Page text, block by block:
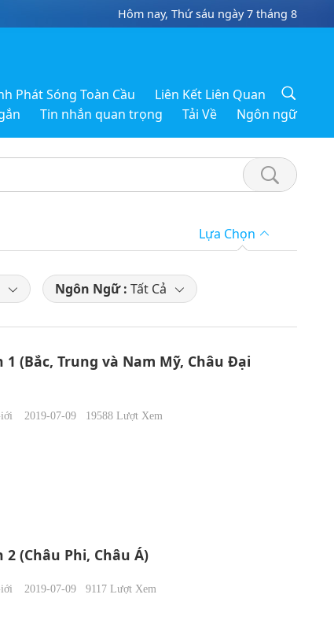
Hôm nay, Thứ sáu ngày 7 tháng 8
Phát Sóng Toàn Cầu
Liên Kết Liên Quan
Tin nhắn quan trọng Tải Về Ngôn ngữ
Lựa Chọn
Ngôn Ngữ : Tất Cả
(Bắc, Trung và Nam Mỹ, Châu Đại
2019-07-09 19588 Lượt Xem
(Châu Phi, Châu Á)
2019-07-09 9117 Lượt Xem